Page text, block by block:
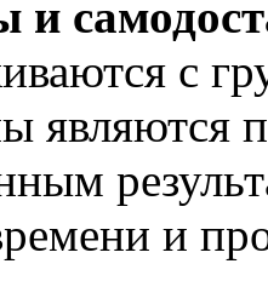
и
с
являются
и